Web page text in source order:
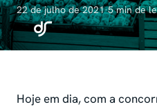
22 de julho de 2021·5 min de
Hoje em dia, com a